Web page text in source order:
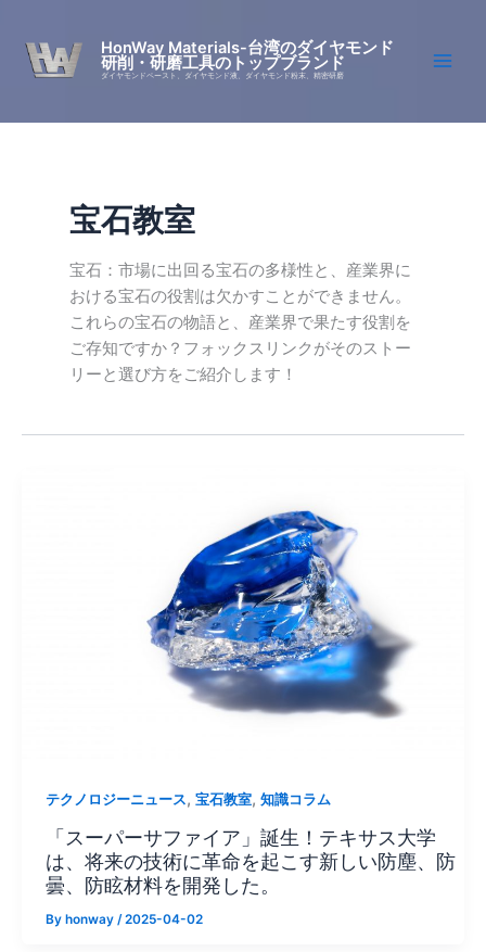
content
HonWay Materials-台湾のダイヤモンド
研削・研磨工具のトップブランド
ダイヤモンドペースト、ダイヤモンド液、ダイヤモンド粉末、精密研磨
宝石教室
宝石：市場に出回る宝石の多様性と、産業界に
おける宝石の役割は欠かすことができません。
これらの宝石の物語と、産業界で果たす役割を
ご存知ですか？フォックスリンクがそのストー
リーと選び方をご紹介します！
テクノロジーニュース, 宝石教室, 知識コラム
「スーパーサファイア」誕生！テキサス大学
は、将来の技術に革命を起こす新しい防塵、防
曇、防眩材料を開発した。
By honway /2025-04-02